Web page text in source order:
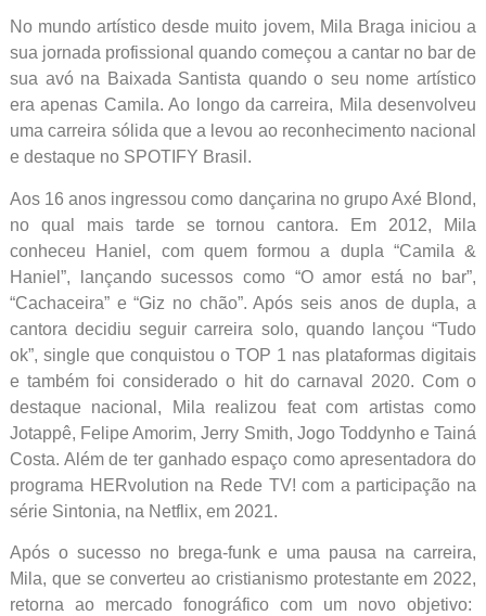
No mundo artístico desde muito jovem, Mila Braga iniciou a
sua jornada profissional quando começou a cantar no bar de
sua avó na Baixada Santista quando o seu nome artístico
era apenas Camila. Ao longo da carreira, Mila desenvolveu
uma carreira sólida que a levou ao reconhecimento nacional
e destaque no SPOTIFY Brasil.
Aos 16 anos ingressou como dançarina no grupo Axé Blond,
no qual mais tarde se tornou cantora. Em 2012, Mila
conheceu Haniel, com quem formou a dupla “Camila &
Haniel”, lançando sucessos como “O amor está no bar”,
“Cachaceira” e “Giz no chão”. Após seis anos de dupla, a
cantora decidiu seguir carreira solo, quando lançou “Tudo
ok”, single que conquistou o TOP 1 nas plataformas digitais
e também foi considerado o hit do carnaval 2020. Com o
destaque nacional, Mila realizou feat com artistas como
Jotappê, Felipe Amorim, Jerry Smith, Jogo Toddynho e Tainá
Costa. Além de ter ganhado espaço como apresentadora do
programa HERvolution na Rede TV! com a participação na
série Sintonia, na Netflix, em 2021.
Após o sucesso no brega-funk e uma pausa na carreira,
Mila, que se converteu ao cristianismo protestante em 2022,
retorna ao mercado fonográfico com um novo objetivo: